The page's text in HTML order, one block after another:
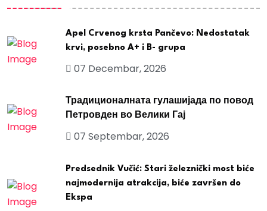
Apel Crvenog krsta Pančevo: Nedostatak
krvi, posebno A+ i B- grupa
07 Decembar, 2026
Традиционалната гулашијада по повод
Петровден во Велики Гај
07 Septembar, 2026
Predsednik Vučić: Stari železnički most biće
najmodernija atrakcija, biće završen do
Ekspa